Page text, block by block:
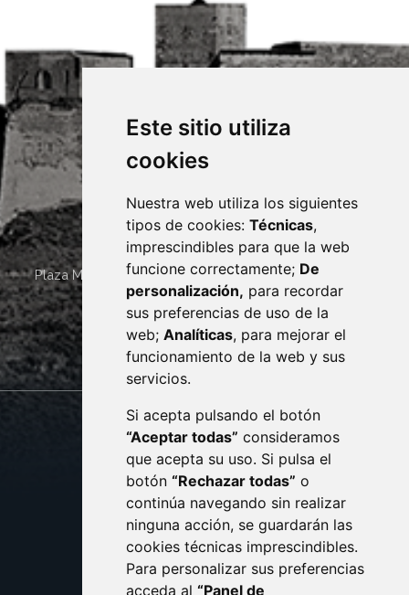
Este sitio utiliza
cookies
Nuestra web utiliza los siguientes
tipos de cookies: Técnicas,
imprescindibles para que la web
funcione correctamente; De
personalización, para recordar
sus preferencias de uso de la
web; Analíticas, para mejorar el
funcionamiento de la web y sus
servicios.
Si acepta pulsando el botón
“Aceptar todas” consideramos
que acepta su uso. Si pulsa el
botón “Rechazar todas” o
continúa navegando sin realizar
ninguna acción, se guardarán las
cookies técnicas imprescindibles.
Para personalizar sus preferencias
acceda al “Panel de
Plaza Mayor 4 22400 MONZÓN - ARAGÓN (ESPAÑA)
· (34) 974 400 700 ·
sac@monzon.es
monzon.es
CONTACTO
AVISO LEGAL
PROTECCIÓN DE DATOS
POLÍTICA DE COOKIES
ACCESIBILIDAD
ENLACE EXTERNO AL